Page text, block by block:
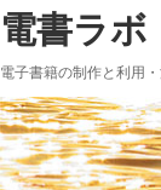
電書ラボ
電子書籍の制作と利用